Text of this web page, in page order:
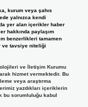
kurum veya şahıs
yalnızca kendi
yer alan içerikler haber
hakkında paylaşım
benzerlikleri tamamen
ve tavsiye niteliği
ve İletişim Kurumu
hizmet vermektedir. Bu
veya araştırma
yazdıkları içeriklerin
bu sorumluluğu kabul